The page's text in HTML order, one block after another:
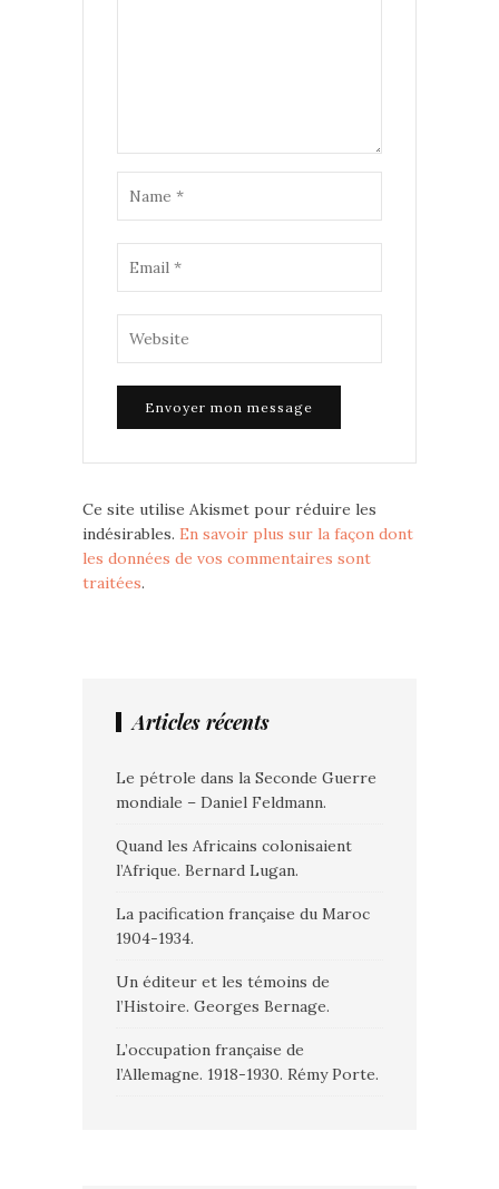
Ce site utilise Akismet pour réduire les
indésirables. En savoir plus sur la façon dont
les données de vos commentaires sont
traitées.
Articles récents
Le pétrole dans la Seconde Guerre
mondiale – Daniel Feldmann.
Quand les Africains colonisaient
l’Afrique. Bernard Lugan.
La pacification française du Maroc
1904-1934.
Un éditeur et les témoins de
l’Histoire. Georges Bernage.
L’occupation française de
l’Allemagne. 1918-1930. Rémy Porte.